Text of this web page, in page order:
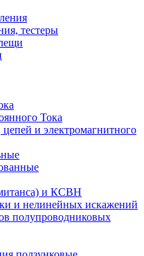
тестеры
Тока
и электромагнитного
и КСВН
и нелинейных искажений
полупроводниковых